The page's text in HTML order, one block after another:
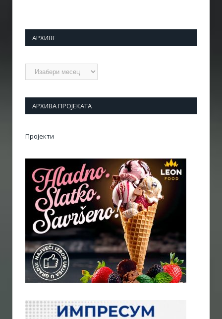
АРХИВЕ
Архиве
АРХИВА ПРОЈЕКАТА
Пројекти